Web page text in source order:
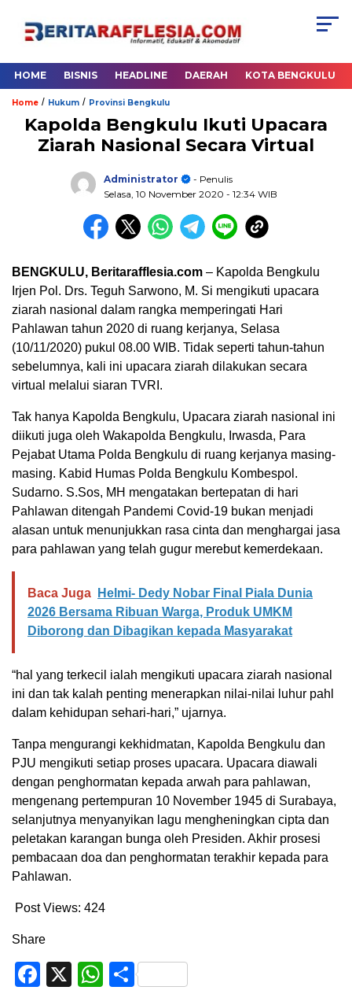
HOME BISNIS HEADLINE DAERAH KOTA BENGKULU
Home / Hukum / Provinsi Bengkulu
Kapolda Bengkulu Ikuti Upacara
Ziarah Nasional Secara Virtual
Administrator
- Penulis
Selasa, 10 November 2020 - 12:34 WIB
BENGKULU, Beritarafflesia.com – Kapolda Bengkulu
Irjen Pol. Drs. Teguh Sarwono, M. Si mengikuti upacara
ziarah nasional dalam rangka memperingati Hari
Pahlawan tahun 2020 di ruang kerjanya, Selasa
(10/11/2020) pukul 08.00 WIB. Tidak seperti tahun-tahun
sebelumnya, kali ini upacara ziarah dilakukan secara
virtual melalui siaran TVRI.
Tak hanya Kapolda Bengkulu, Upacara ziarah nasional ini
diikuti juga oleh Wakapolda Bengkulu, Irwasda, Para
Pejabat Utama Polda Bengkulu di ruang kerjanya masing-
masing. Kabid Humas Polda Bengkulu Kombespol.
Sudarno. S.Sos, MH mengatakan bertepatan di hari
Pahlawan ditengah Pandemi Covid-19 bukan menjadi
alasan untuk menunjukkan rasa cinta dan menghargai jasa
para pahlawan yang telah gugur merebut kemerdekaan.
Baca Juga
Helmi- Dedy Nobar Final Piala Dunia
2026 Bersama Ribuan Warga, Produk UMKM
Diborong dan Dibagikan kepada Masyarakat
“hal yang terkecil ialah mengikuti upacara ziarah nasional
ini dan tak kalah penting menerapkan nilai-nilai luhur pahl
dalam kehidupan sehari-hari,” ujarnya.
Tanpa mengurangi kekhidmatan, Kapolda Bengkulu dan
PJU mengikuti setiap proses upacara. Upacara diawali
dengan penghormatan kepada arwah para pahlawan,
mengenang pertempuran 10 November 1945 di Surabaya,
selanjutnya menyanyikan lagu mengheningkan cipta dan
peletakan karangan bunga oleh Presiden. Akhir prosesi
pembacaan doa dan penghormatan terakhir kepada para
Pahlawan.
Post Views: 424
Share
Facebook
X WhatsApp
Share